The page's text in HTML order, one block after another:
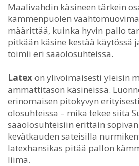
Maalivahdin käsineen tärkein
kämmenpuolen
määrittää, kuinka hyvin pallo
pitkään käsine kestää käytössä
toimii eri sääolosuhteissa.
Latexon ylivoimaisesti yleisin
ammattitason käsineissä.
erinomaisen pitokyvyn
olosuhteissa – mikä tekee siitä
sääolosuhteisiin erittäin sopivan
kevätkauden sateisilla
latexhansikas pitää pallon
liima.